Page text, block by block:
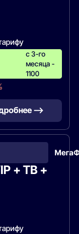
с 3-го
месяца -
1100
—>
+ ТВ +